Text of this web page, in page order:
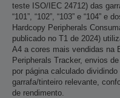
teste ISO/IEC 24712) das
“101”, “102”, “103” e “104”
Hardcopy Peripherals
publicado no T1 de 2024)
A4 a cores mais vendidas na
Peripherals Tracker, envios
por página calculado
garrafa/tinteiro relevante,
de rendimento.